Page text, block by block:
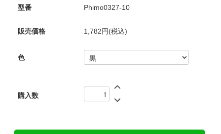
型番 Phimo0327-10
販売価格 1,782円(税込)
色
購入数